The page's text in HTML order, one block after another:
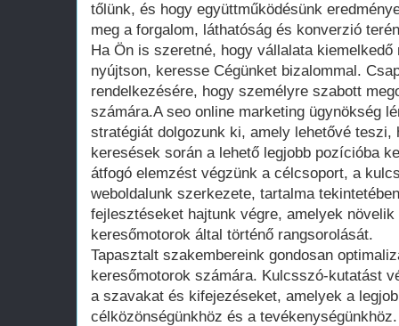
tőlünk, és hogy együttműködésünk
meg a forgalom, láthatóság és konverzió
Ha Ön is szeretné, hogy vállalata
nyújtson, keresse Cégünket bizalommal.
rendelkezésére, hogy személyre szabott
számára.A seo online marketing ügynökség
stratégiát dolgozunk ki, amely lehetővé teszi,
keresések során a lehető legjobb pozícióba
átfogó elemzést végzünk a célcsoport, a
weboldalunk szerkezete, tartalma
fejlesztéseket hajtunk végre, amelyek
keresőmotorok által történő rangsorolását.
Tapasztalt szakembereink gondosan
keresőmotorok számára. Kulcsszó-kutatást
a szavakat és kifejezéseket, amelyek a
célközönségünkhöz és a